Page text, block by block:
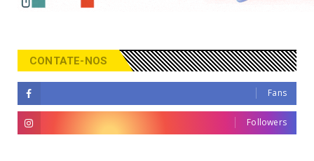
CONTATE-NOS
Fans
Followers